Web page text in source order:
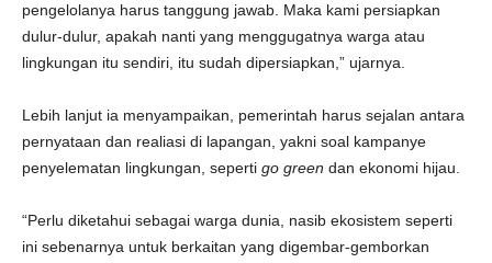
pengelolanya harus tanggung jawab. Maka kami persiapkan
dulur-dulur, apakah nanti yang menggugatnya warga atau
lingkungan itu sendiri, itu sudah dipersiapkan,” ujarnya.
Lebih lanjut ia menyampaikan, pemerintah harus sejalan antara
pernyataan dan realiasi di lapangan, yakni soal kampanye
penyelematan lingkungan, seperti go green dan ekonomi hijau.
“Perlu diketahui sebagai warga dunia, nasib ekosistem seperti
ini sebenarnya untuk berkaitan yang digembar-gemborkan